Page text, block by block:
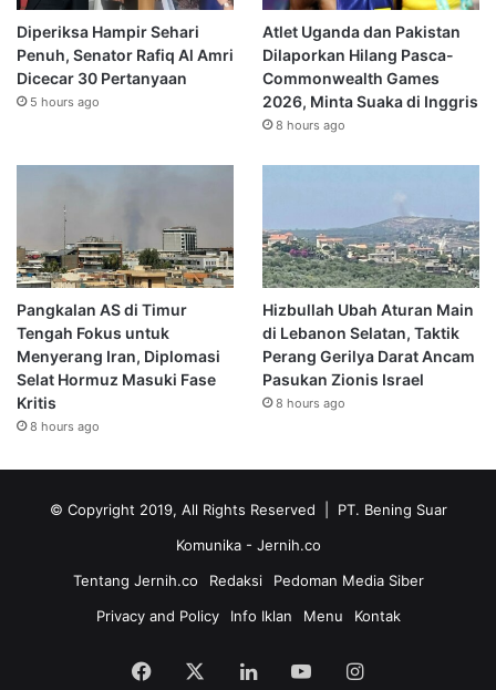
Diperiksa Hampir Sehari
Penuh, Senator Rafiq Al Amri
Dicecar 30 Pertanyaan
5 hours ago
Atlet Uganda dan Pakistan
Dilaporkan Hilang Pasca-
Commonwealth Games
2026, Minta Suaka di Inggris
8 hours ago
Pangkalan AS di Timur
Tengah Fokus untuk
Menyerang Iran, Diplomasi
Selat Hormuz Masuki Fase
Kritis
8 hours ago
Hizbullah Ubah Aturan Main
di Lebanon Selatan, Taktik
Perang Gerilya Darat Ancam
Pasukan Zionis Israel
8 hours ago
© Copyright 2019, All Rights Reserved | PT. Bening Suar
Komunika - Jernih.co
Tentang Jernih.co
Redaksi
Pedoman Media Siber
Privacy and Policy
Info Iklan Menu Kontak
Facebook LinkedInYouTubeInstagram